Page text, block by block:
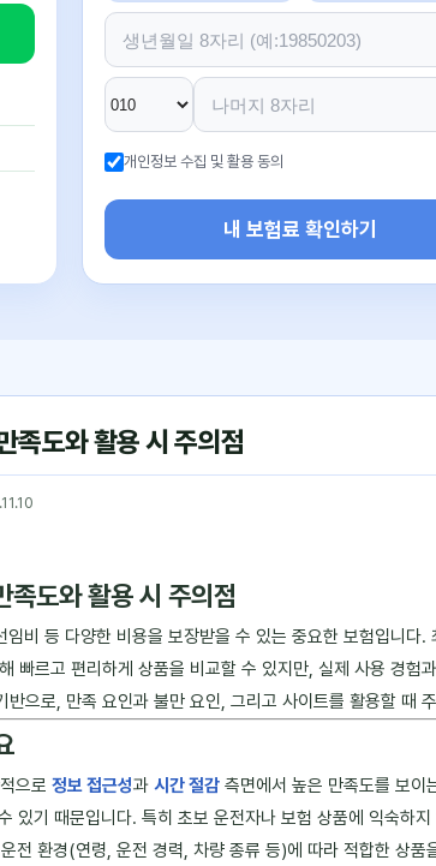
개인정보 수집 및 활용 동의
내 보험료 확인하기
족도와 활용 시 주의점
족도와 활용 시 주의점
비 등 다양한 비용을 보장받을 수 있는 중요한 보험입니다
빠르고 편리하게 상품을 비교할 수 있지만, 실제 사용 경
으로, 만족 요인과 불만 요인, 그리고 사이트를 활용할 때
으로 정보 접근성과 시간 절감 측면에서 높은 만족도를 보이
있기 때문입니다. 특히 초보 운전자나 보험 상품에 익숙하
전 환경(연령, 운전 경력, 차량 종류 등)에 따라 적합한 상